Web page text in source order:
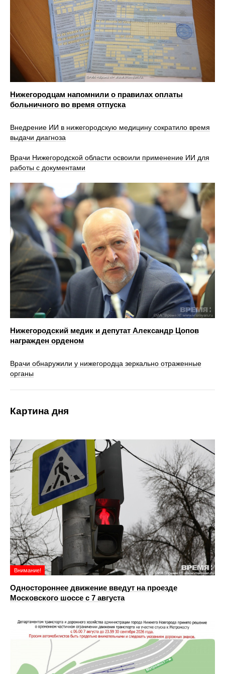
Нижегородцам напомнили о правилах оплаты
больничного во время отпуска
Внедрение ИИ в нижегородскую медицину сократило время
выдачи диагноза
Врачи Нижегородской области освоили применение ИИ для
работы с документами
Нижегородский медик и депутат Александр Цопов
награжден орденом
Врачи обнаружили у нижегородца зеркально отраженные
органы
Картина дня
Внимание!
Одностороннее движение введут на проезде
Московского шоссе с 7 августа